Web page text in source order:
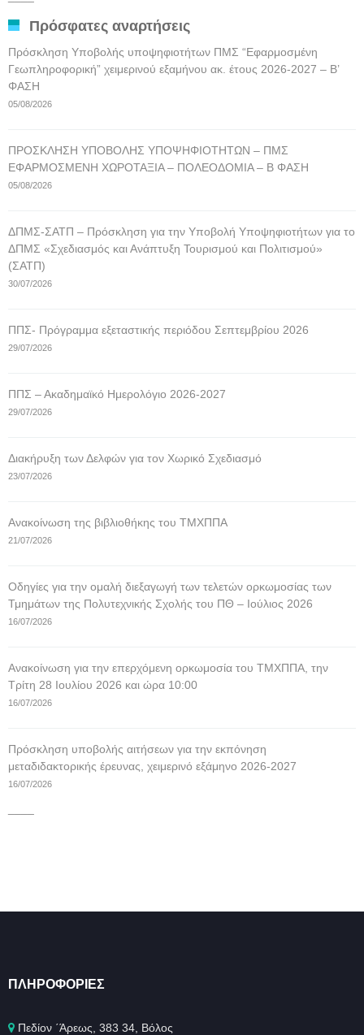
Πρόσφατες αναρτήσεις
Πρόσκληση Υποβολής υποψηφιοτήτων ΠΜΣ “Εφαρμοσμένη
Γεωπληροφορική” χειμερινού εξαμήνου ακ. έτους 2026-2027 – Β’
ΦΑΣΗ
05/08/2026
ΠΡΟΣΚΛΗΣΗ ΥΠΟΒΟΛΗΣ ΥΠΟΨΗΦΙΟΤΗΤΩΝ – ΠΜΣ
ΕΦΑΡΜΟΣΜΕΝΗ ΧΩΡΟΤΑΞΙΑ – ΠΟΛΕΟΔΟΜΙΑ – Β ΦΑΣΗ
05/08/2026
ΔΠΜΣ-ΣΑΤΠ – Πρόσκληση για την Υποβολή Υποψηφιοτήτων για το
ΔΠΜΣ «Σχεδιασμός και Ανάπτυξη Τουρισμού και Πολιτισμού»
(ΣΑΤΠ)
30/07/2026
ΠΠΣ- Πρόγραμμα εξεταστικής περιόδου Σεπτεμβρίου 2026
29/07/2026
ΠΠΣ – Ακαδημαϊκό Ημερολόγιο 2026-2027
29/07/2026
Διακήρυξη των Δελφών για τον Χωρικό Σχεδιασμό
23/07/2026
Ανακοίνωση της βιβλιοθήκης του ΤΜΧΠΠΑ
21/07/2026
Οδηγίες για την ομαλή διεξαγωγή των τελετών ορκωμοσίας των
Τμημάτων της Πολυτεχνικής Σχολής του ΠΘ – Ιούλιος 2026
16/07/2026
Ανακοίνωση για την επερχόμενη ορκωμοσία του ΤΜΧΠΠΑ, την
Τρίτη 28 Ιουλίου 2026 και ώρα 10:00
16/07/2026
Πρόσκληση υποβολής αιτήσεων για την εκπόνηση
μεταδιδακτορικής έρευνας, χειμερινό εξάμηνο 2026-2027
16/07/2026
ΠΛΗΡΟΦΟΡΊΕΣ
Πεδίον ΄Άρεως, 383 34, Βόλος